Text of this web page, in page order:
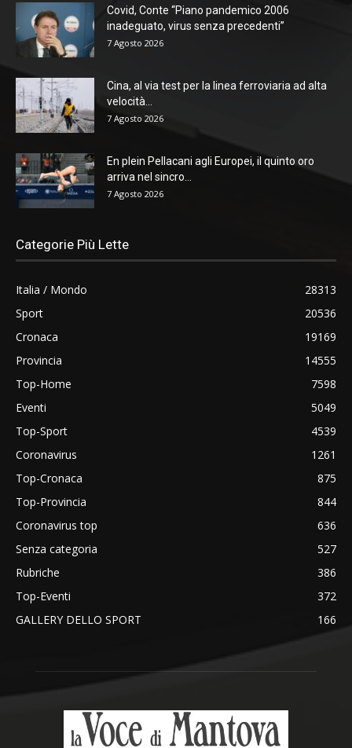
Covid, Conte “Piano pandemico 2006
inadeguato, virus senza precedenti”
7 Agosto 2026
Cina, al via test per la linea ferroviaria ad alta
velocità...
7 Agosto 2026
En plein Pellacani agli Europei, il quinto oro
arriva nel sincro...
7 Agosto 2026
Categorie Più Lette
Italia / Mondo
28313
Sport
20536
Cronaca
19169
Provincia
14555
Top-Home
7598
Eventi
5049
Top-Sport
4539
Coronavirus
1261
Top-Cronaca
875
Top-Provincia
844
Coronavirus top
636
Senza categoria
527
Rubriche
386
Top-Eventi
372
GALLERY DELLO SPORT
166